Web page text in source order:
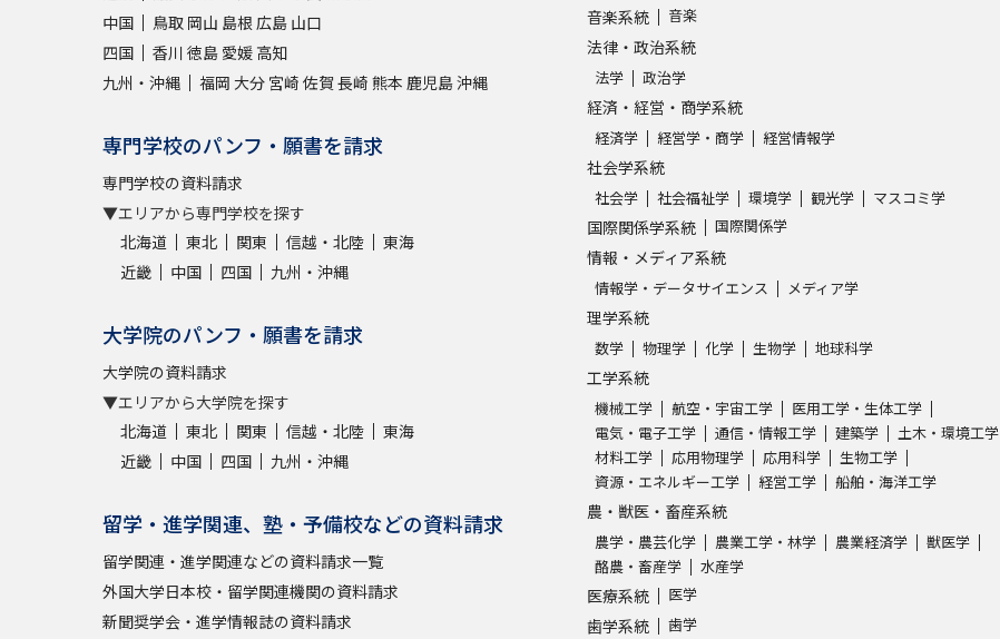
中国
鳥取 岡山 島根 広島 山口
四国
香川 徳島 愛媛 高知
九州・沖縄
福岡 大分 宮崎 佐賀 長崎 熊本 鹿児島沖縄
専門学校のパンフ・願書を請求
専門学校の資料請求
▼エリアから専門学校を探す
北海道
東北 関東 信越・北陸
東海
近畿
中国 四国 九州・沖縄
大学院のパンフ・願書を請求
大学院の資料請求
▼エリアから大学院を探す
北海道
東北 関東 信越・北陸
東海
近畿
中国 四国 九州・沖縄
留学・進学関連、塾・予備校などの資料請求
留学関連・進学関連などの資料請求一覧
外国大学日本校・留学関連機関の資料請求
新聞奨学会・進学情報誌の資料請求
音楽系統 音楽
法律・政治系統
法学 政治学
経済・経営・商学系統
経済学 経営学・商学 経営情報学
社会学系統
社会学 社会福祉学 環境学 観光学 マスコミ学
国際関係学系統 国際関係学
情報・メディア系統
情報学・データサイエンス メディア学
理学系統
数学 物理学 化学 生物学 地球科学
工学系統
機械工学 航空・宇宙工学
医用工学・生体工学
電気・電子工学
通信・情報工学 建築学
土木・環境工学
材料工学
応用物理学 応用科学
生物工学
資源・エネルギー工学
経営工学 船舶・海洋工学
農・獣医・畜産系統
農学・農芸化学 農業工学・林学 農業経済学
獣医学
酪農・畜産学
水産学
医療系統 医学
歯学系統 歯学